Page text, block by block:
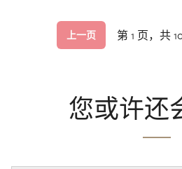
上一页 第 1 页，共
您或许还